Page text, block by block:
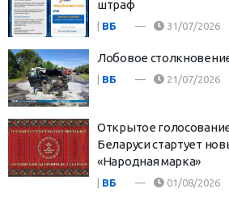
штраф
ВБ 31/07/2026
Лобовое
ВБ 21/07/2026
Открытое
Беларуси стартует
«Народная марка»
ВБ 01/08/2026